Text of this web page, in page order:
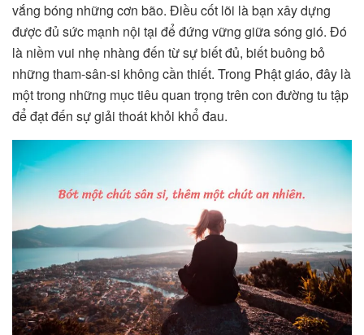
vắng bóng những cơn bão. Điều cốt lõi là bạn xây dựng
được đủ sức mạnh nội tại để đứng vững giữa sóng gió. Đó
là niềm vui nhẹ nhàng đến từ sự biết đủ, biết buông bỏ
những tham-sân-si không cần thiết. Trong Phật giáo, đây là
một trong những mục tiêu quan trọng trên con đường tu tập
để đạt đến sự giải thoát khỏi khổ đau.